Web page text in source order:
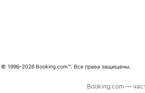
1996–2026 Booking.com™. Все права защищены.
Booking.com —